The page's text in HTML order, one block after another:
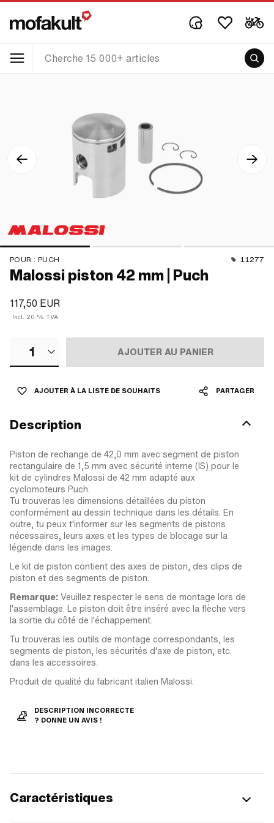
POUR : PUCH 11277
Malossi piston 42 mm | Puch
117,50 EUR
Incl. 20 % TVA
1 AJOUTER AU PANIER
AJOUTER À LA LISTE DE SOUHAITS PARTAGER
Description
Piston de rechange de 42,0 mm avec segment de piston
rectangulaire de 1,5 mm avec sécurité interne (IS) pour le
kit de cylindres Malossi de 42 mm adapté aux
cyclomoteurs Puch.
Tu trouveras les dimensions détaillées du piston
conformément au dessin technique dans les détails. En
outre, tu peux t'informer sur les segments de pistons
nécessaires, leurs axes et les types de blocage sur la
légende dans les images.
Le kit de piston contient des axes de piston, des clips de
piston et des segments de piston.
Remarque: Veuillez respecter le sens de montage lors de
l'assemblage. Le piston doit être inséré avec la flèche vers
la sortie du côté de l'échappement.
Tu trouveras les outils de montage correspondants, les
segments de piston, les sécurités d'axe de piston, etc.
dans les accessoires.
Produit de qualité du fabricant italien Malossi.
DESCRIPTION INCORRECTE
? DONNE UN AVIS !
Caractéristiques